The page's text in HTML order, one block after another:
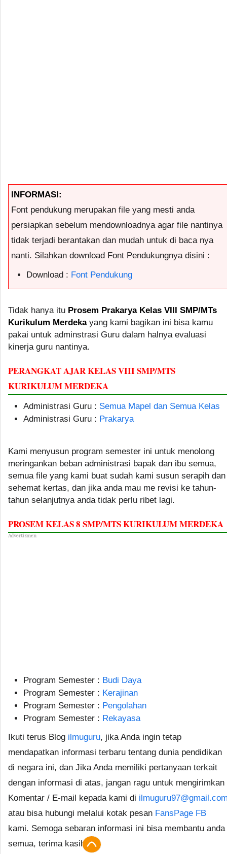
INFORMASI:
Font pendukung merupakan file yang mesti anda
persiapkan sebelum mendownloadnya agar file nantinya
tidak terjadi berantakan dan mudah untuk di baca nya
nanti. Silahkan download Font Pendukungnya disini :
Download : Font Pendukung
Tidak hanya itu Prosem Prakarya Kelas VIII SMP/MTs
Kurikulum Merdekayang kami bagikan ini bisa kamu
pakai untuk adminstrasi Guru dalam halnya evaluasi
kinerja guru nantinya.
PERANGKAT AJAR KELAS VIII SMP/MTS
KURIKULUM MERDEKA
Administrasi Guru : Semua Mapel dan Semua Kelas
Administrasi Guru : Prakarya
Kami menyusun program semester ini untuk menolong
meringankan beban administrasi bapak dan ibu semua,
semua file yang kami buat sudah kami susun serapih dan
sehemat kertas, dan jika anda mau me revisi ke tahun-
tahun selanjutnya anda tidak perlu ribet lagi.
PROSEM KELAS 8 SMP/MTS KURIKULUM MERDEKA
Advertismen
Program Semester : Budi Daya
Program Semester : Kerajinan
Program Semester : Pengolahan
Program Semester : Rekayasa
Ikuti terus Blog ilmuguru, jika Anda ingin tetap
mendapatkan informasi terbaru tentang dunia pendidikan
di negara ini, dan Jika Anda memiliki pertanyaan terkait
dengan informasi di atas, jangan ragu untuk mengirimkan
Komentar / E-mail kepada kami di
atau bisa hubungi melalui kotak pesan FansPage FB
kami. Semoga sebaran informasi ini bisa membantu anda
semua, terima kasih.